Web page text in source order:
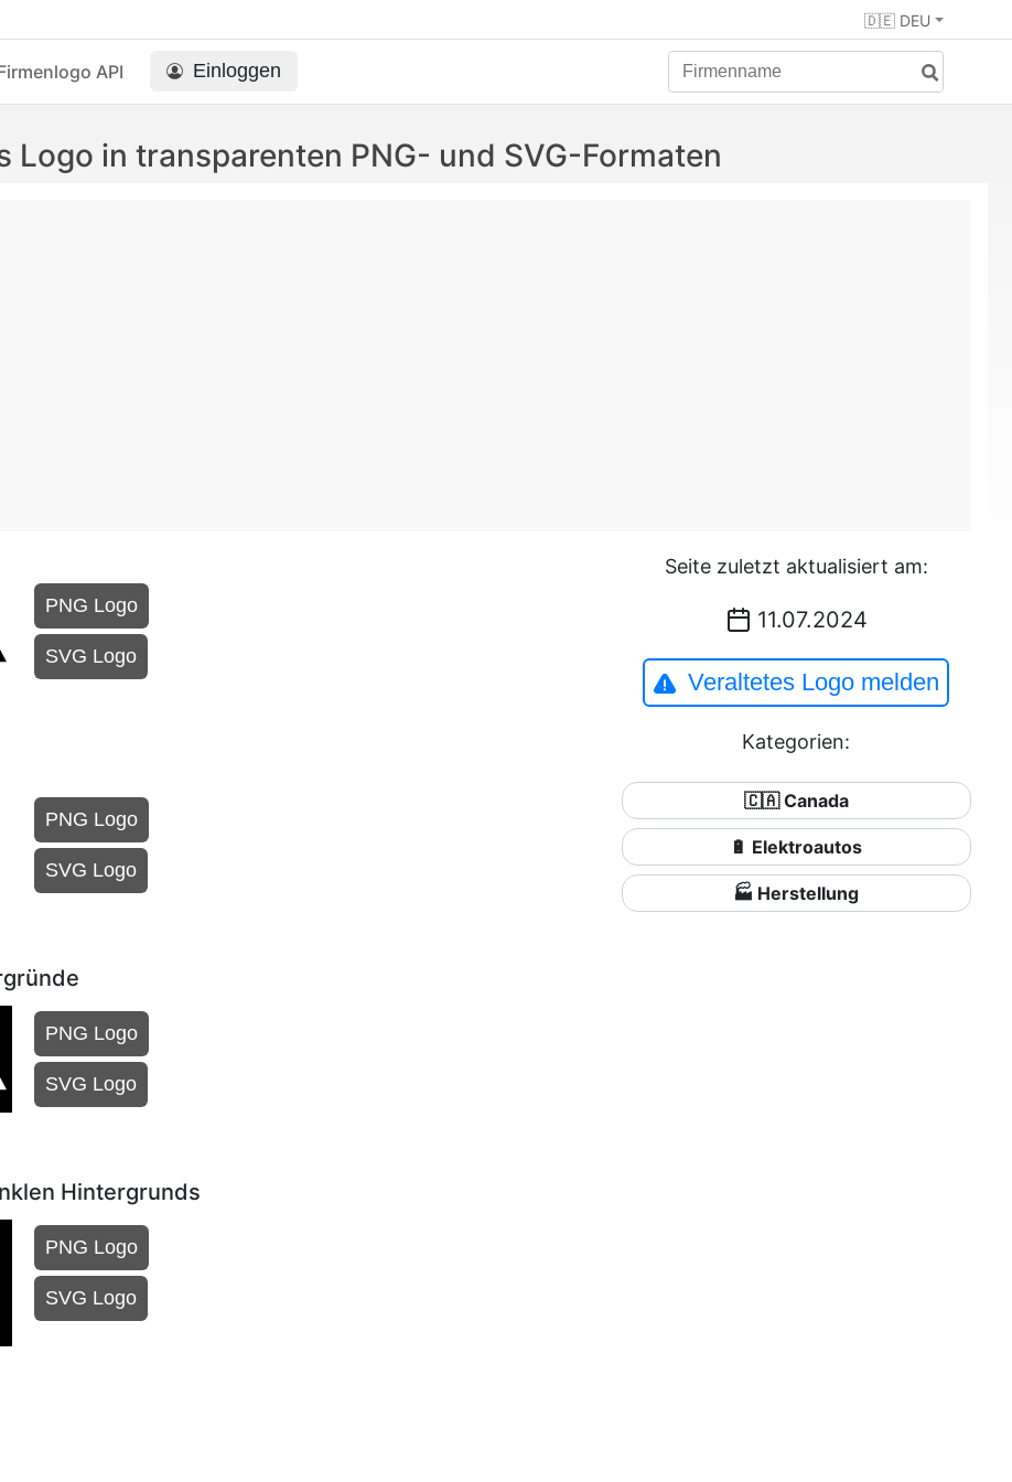
🇩🇪 DEU
API Einloggen
Logo in transparenten PNG- und SVG-Formaten
PNG Logo
SVG Logo
PNG Logo
SVG Logo
PNG Logo
SVG Logo
Hintergrunds
PNG Logo
SVG Logo
Seite zuletzt aktualisiert am:
11.07.2024
Veraltetes Logo melden
Kategorien:
🇨🇦 Canada
🔋 Elektroautos
🏭 Herstellung